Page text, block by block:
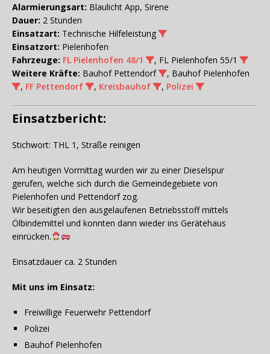
Alarmierungsart: Blaulicht App, Sirene
Dauer: 2 Stunden
Einsatzart: Technische Hilfeleistung
Einsatzort: Pielenhofen
Fahrzeuge: FL Pielenhofen 48/1
, FL Pielenhofen 55/1
Weitere Kräfte: Bauhof Pettendorf
, Bauhof Pielenhofen
, FF Pettendorf , Kreisbauhof , Polizei
Einsatzbericht:
Stichwort: THL 1, Straße reinigen
Am heutigen Vormittag wurden wir zu einer Dieselspur
gerufen, welche sich durch die Gemeindegebiete von
Pielenhofen und Pettendorf zog.
Wir beseitigten den ausgelaufenen Betriebsstoff mittels
Ölbindemittel und konnten dann wieder ins Gerätehaus
einrücken.
Einsatzdauer ca. 2 Stunden
Mit uns im Einsatz:
Freiwillige Feuerwehr Pettendorf
Polizei
Bauhof Pielenhofen